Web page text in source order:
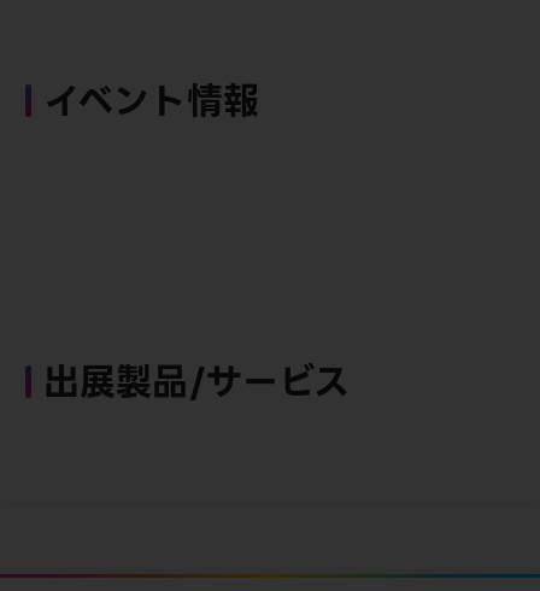
イベント情報
出展製品/サービス